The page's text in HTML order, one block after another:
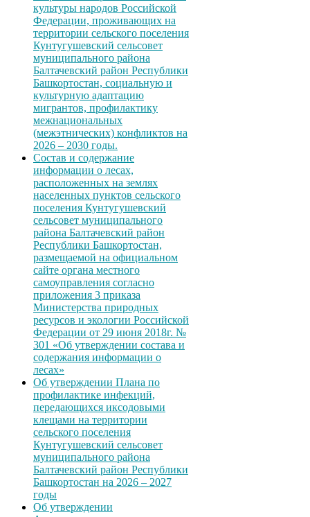
культуры народов Российской
Федерации, проживающих на
территории сельского поселения
Кунтугушевский сельсовет
муниципального района
Балтачевский район Республики
Башкортостан, социальную и
культурную адаптацию
мигрантов, профилактику
межнациональных
(межэтнических) конфликтов на
2026 – 2030 годы.
Состав и содержание
информации о лесах,
расположенных на землях
населенных пунктов сельского
поселения Кунтугушевский
сельсовет муниципального
района Балтачевский район
Республики Башкортостан,
размещаемой на официальном
сайте органа местного
самоуправления согласно
приложения 3 приказа
Министерства природных
ресурсов и экологии Российской
Федерации от 29 июня 2018г. №
301 «Об утверждении состава и
содержания информации о
лесах»
Об утверждении Плана по
профилактике инфекций,
передающихся иксодовыми
клещами на территории
сельского поселения
Кунтугушевский сельсовет
муниципального района
Балтачевский район Республики
Башкортостан на 2026 – 2027
годы
Об утверждении